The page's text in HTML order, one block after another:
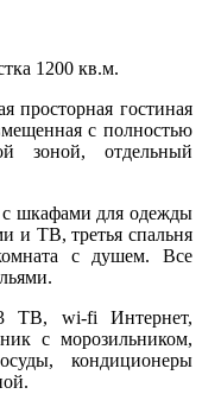
1200 кв.м.
просторная гостиная
с полностью
зоной, отдельный
шкафами для одежды
и ТВ, третья спальня
с душем. Все
ТВ, wi-fi Интернет,
с морозильником,
кондиционеры